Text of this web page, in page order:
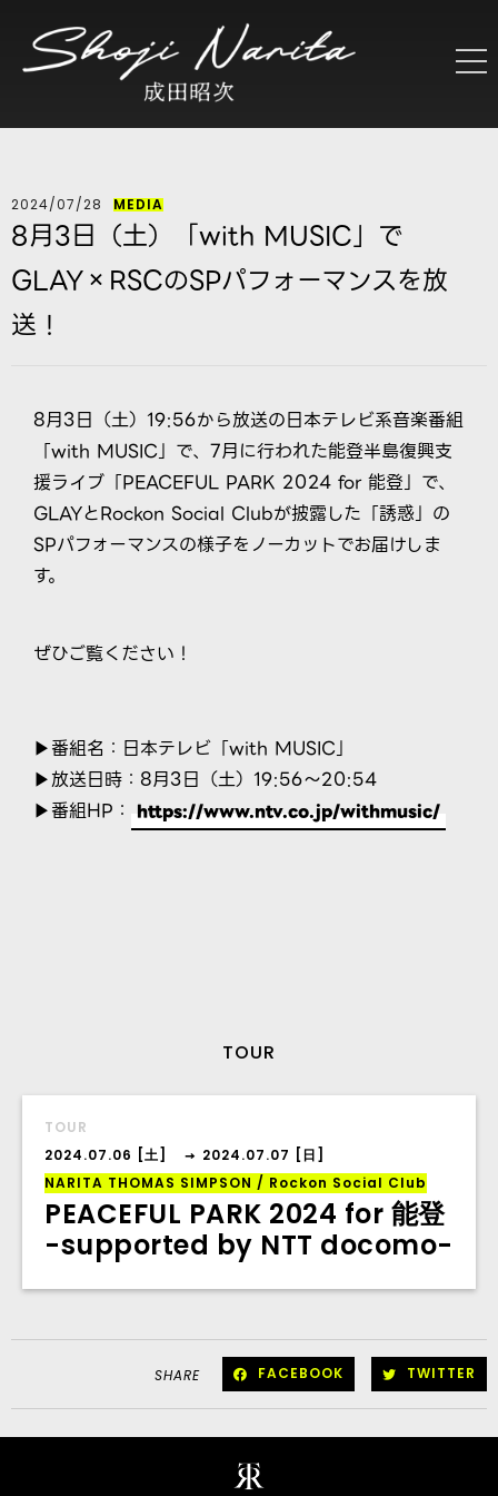
2024/07/28 MEDIA
8月3日（土）「with MUSIC」で
GLAY×RSCのSPパフォーマンスを放
送！
8月3日（土）19:56から放送の日本テレビ系音楽番組
「with MUSIC」で、7月に行われた能登半島復興支
援ライブ「PEACEFUL PARK 2024 for 能登」で、
GLAYとRockon Social Clubが披露した「誘惑」の
SPパフォーマンスの様子をノーカットでお届けしま
す。
ぜひご覧ください！
▶︎番組名：日本テレビ「with MUSIC」
▶︎放送日時：8月3日（土）19:56〜20:54
▶︎番組HP： https://www.ntv.co.jp/withmusic/
TOUR
TOUR
2024.07.06 [土]
→ 2024.07.07 [日]
NARITA THOMAS SIMPSON / Rockon Social Club
PEACEFUL PARK 2024 for 能登
-supported by NTT docomo-
SHARE FACEBOOK TWITTER